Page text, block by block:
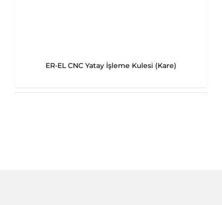
ER-EL CNC Yatay İşleme Kulesi (Kare)